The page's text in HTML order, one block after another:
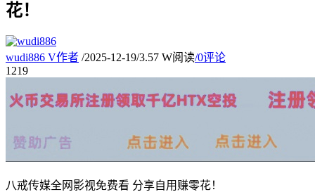
花！
wudi886 V作者 /2025-12-19/3.57 W阅读/0评论
1219
八戒传媒全网影视免费看 分享自用赚零花！